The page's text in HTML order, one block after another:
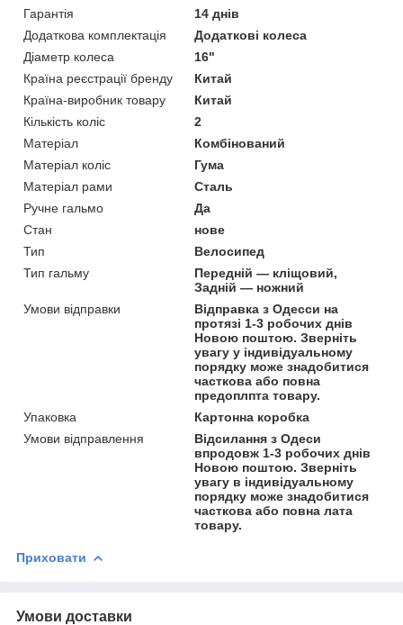
Гарантія
14 днів
Додаткова комплектація
Додаткові колеса
Діаметр колеса
16"
Країна реєстрації бренду
Китай
Країна-виробник товару
Китай
Кількість коліс
2
Матеріал
Комбінований
Матеріал коліс
Гума
Матеріал рами
Сталь
Ручне гальмо
Да
Стан
нове
Тип
Велосипед
Тип гальму
Передній — кліщовий,
Задній — ножний
Умови відправки
Відправка з Одесси на
протязі 1-3 робочих днів
Новою поштою. Зверніть
увагу у індивідуальному
порядку може знадобитися
часткова або повна
предоплпта товару.
Упаковка
Картонна коробка
Умови відправлення
Відсилання з Одеси
впродовж 1-3 робочих днів
Новою поштою. Зверніть
увагу в індивідуальному
порядку може знадобитися
часткова або повна лата
товару.
Приховати
Умови доставки